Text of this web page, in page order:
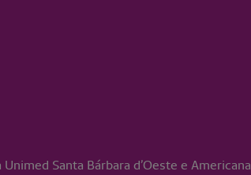
Santa Bárbara d’Oeste e Americana